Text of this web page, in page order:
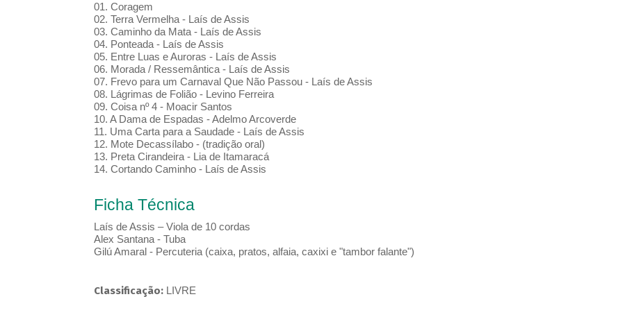
01. Coragem
02. Terra Vermelha - Laís de Assis
03. Caminho da Mata - Laís de Assis
04. Ponteada - Laís de Assis
05. Entre Luas e Auroras - Laís de Assis
06. Morada / Ressemântica - Laís de Assis
07. Frevo para um Carnaval Que Não Passou - Laís de Assis
08. Lágrimas de Folião - Levino Ferreira
09. Coisa nº 4 - Moacir Santos
10. A Dama de Espadas - Adelmo Arcoverde
11. Uma Carta para a Saudade - Laís de Assis
12. Mote Decassílabo - (tradição oral)
13. Preta Cirandeira - Lia de Itamaracá
14. Cortando Caminho - Laís de Assis
Ficha Técnica
Laís de Assis – Viola de 10 cordas
Alex Santana - Tuba
Gilú Amaral - Percuteria (caixa, pratos, alfaia, caxixi e "tambor falante")
Classificação: LIVRE